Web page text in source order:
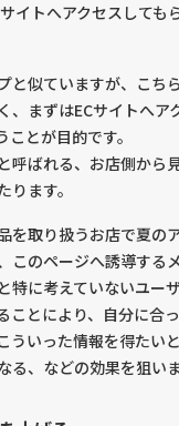
イトへアクセスしても
と似ていますが、こち
、まずはECサイトへア
とが目的です。
呼ばれる、お店側から
ます。
を取り扱うお店で夏の
このページへ誘導する
特に考えていないユー
ことにより、自分に合
ういった情報を得たい
る、などの効果を狙いま